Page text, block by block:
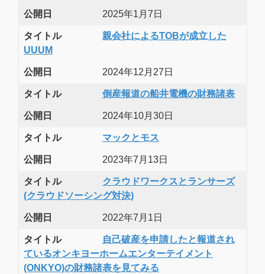
公開日 2025年1月7日
タイトル
親会社によるTOBが成立した
UUUM
公開日 2024年12月27日
タイトル 倒産報道の船井電機の財務諸表
公開日 2024年10月30日
タイトル マックとモス
公開日 2023年7月13日
タイトル
クラウドワークスとランサーズ
(クラウドソーシング対決)
公開日 2022年7月1日
タイトル
自己破産を申請したと報道され
ているオンキヨーホームエンターテイメント
(ONKYO)の財務諸表を見てみる